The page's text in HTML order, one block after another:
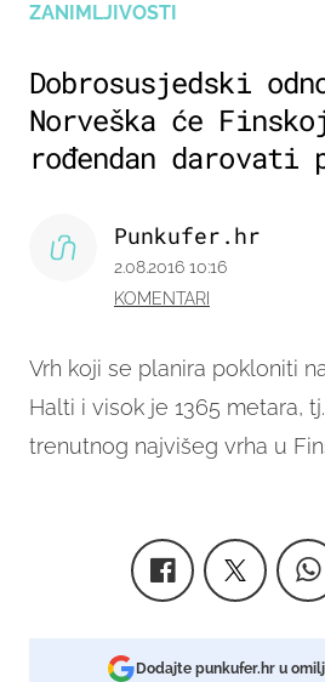
ZANIMLJIVOSTI
Dobrosusjedski
Norveška će
rođendan darovati
Vrh koji se planira pokloniti
Halti i visok je 1365 metara,
trenutnog najvišeg vrha u
Punkufer.hr
2.08.2016 10:16
KOMENTARI
Dodajte punkufer.hr u